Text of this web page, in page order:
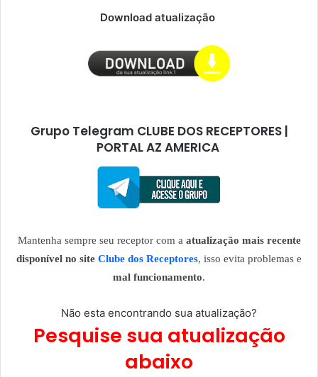
Download atualização
Grupo Telegram CLUBE DOS RECEPTORES |
PORTAL AZ AMERICA
Mantenha sempre seu receptor com a atualização mais recente
disponível no site Clube dos Receptores, isso evita problemas e
mal funcionamento.
Não esta encontrando sua atualização?
Pesquise sua atualização
abaixo